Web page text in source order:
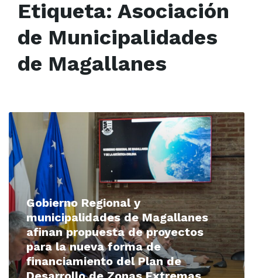
Etiqueta: Asociación
de Municipalidades
de Magallanes
Gobierno Regional y
municipalidades de Magallanes
afinan propuesta de proyectos
para la nueva forma de
financiamiento del Plan de
Read
More